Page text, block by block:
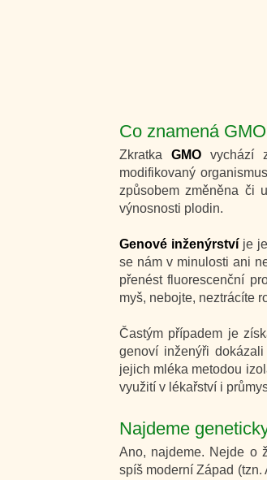
Co znamená
Zkratka GMOvychází z
modifikovaný
způsobem změněna či
výnosnosti plodin.
Genové inženýrství je
se nám v minulosti ani
přenést fluorescenční
myš, nebojte, neztrácíte
Častým případem je
genoví inženýři
jejich mléka metodou
využití v lékařství i
Najdeme
Ano, najdeme. Nejde o
spíš moderní Západ